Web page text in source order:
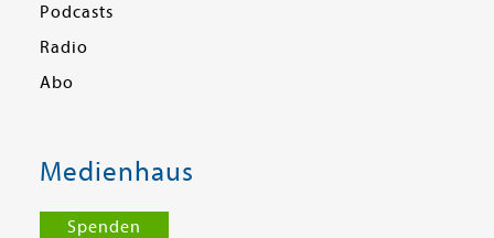
Podcasts
Radio
Abo
Medienhaus
Spenden